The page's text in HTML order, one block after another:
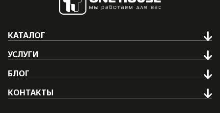
КАТАЛОГ
УСЛУГИ
БЛОГ
КОНТАКТЫ